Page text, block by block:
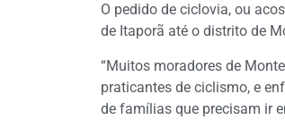
O pedido de ciclovia, ou
de Itaporã até o distrito de
“Muitos moradores de
praticantes de ciclismo, e
de famílias que precisam ir